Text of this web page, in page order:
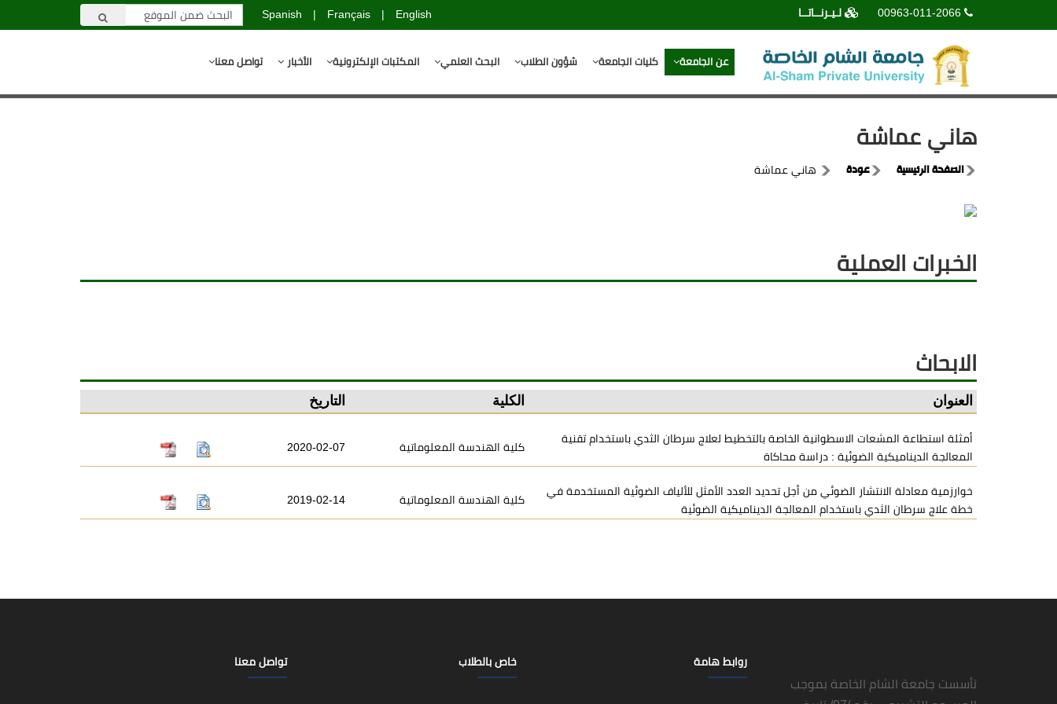
00963-011-2066 لـيـرنــاتــا English
|
Français
|
Spanish
عن الجامعة كليات الجامعة شؤون الطلاب البحث العلمي المكتبات الإلكترونية الأخبار تواصل معنا
هاني عماشة
الصفحة الرئيسية عودة هاني عماشة
الخبرات العملية
الابحاث
العنوان الكلية التاريخ
أمثلة استطاعة المشعات الاسطوانية الخاصة بالتخطيط لعلاج سرطان الثدي باستخدام تقنية
المعالجة الديناميكية الضوئية : دراسة محاكاة
كلية الهندسة المعلوماتية 2020-02-07
خوارزمية معادلة الانتشار الضوئي من أجل تحديد العدد الأمثل للألياف الضوئية المستخدمة في
خطة علاج سرطان الثدي باستخدام المعالجة الديناميكية الضوئية
كلية الهندسة المعلوماتية 2019-02-14
تأسست جامعة الشام الخاصة بموجب
روابط هامة خاص بالطلاب تواصل معنا